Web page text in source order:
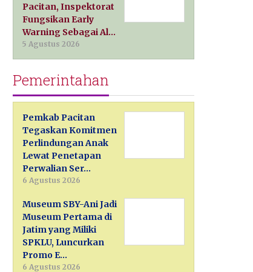
Pacitan, Inspektorat
Fungsikan Early
Warning Sebagai Al…
5 Agustus 2026
Pemerintahan
Pemkab Pacitan
Tegaskan Komitmen
Perlindungan Anak
Lewat Penetapan
Perwalian Ser…
6 Agustus 2026
Museum SBY-Ani Jadi
Museum Pertama di
Jatim yang Miliki
SPKLU, Luncurkan
Promo E…
6 Agustus 2026